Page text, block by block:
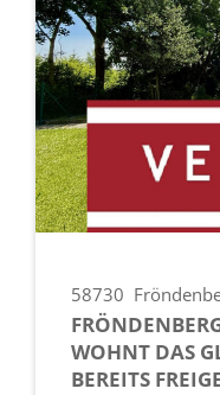
58730
WOHNT DAS
BEREITS